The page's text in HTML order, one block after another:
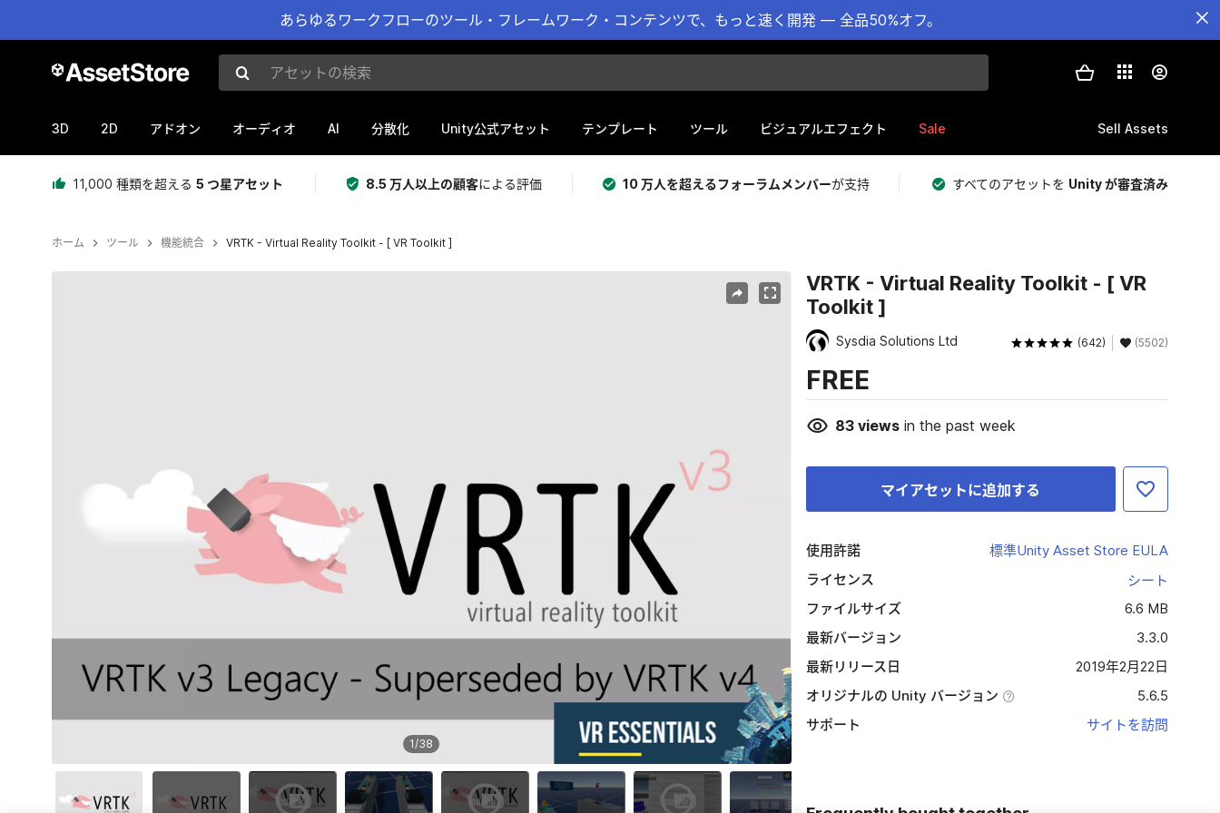
あらゆるワークフローのツール・フレームワーク・コンテンツで、もっと速く開発 — 全品50%オフ。
アセットの検索
3D 2D アドオン オーディオ AI 分散化 Unity公式アセット テンプレート ツール ビジュアルエフェクト Sale Sell Assets
11,000 種類を超える 5 つ星アセット 8.5 万人以上の顧客による評価 10 万人を超えるフォーラムメンバーが支持 すべてのアセットを Unity が審査済み
ホーム ツール 機能統合 VRTK - Virtual Reality Toolkit - [ VR Toolkit ]
1/38
VRTK - Virtual Reality Toolkit - [ VR
Toolkit ]
Sysdia Solutions Ltd (642) (5502)
FREE
83viewsin the past week
マイアセットに追加する
使用許諾
標準Unity Asset Store EULA
ライセンス
シート
ファイルサイズ
6.6 MB
最新バージョン
3.3.0
最新リリース日
2019年2月22日
オリジナルの Unity バージョン
5.6.5
サポート
サイトを訪問